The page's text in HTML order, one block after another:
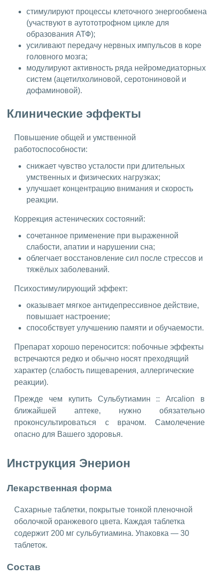
стимулируют процессы клеточного энергообмена
(участвуют в ауто­тотрофном цикле для
образования АТФ);
усиливают передачу нервных импульсов в коре
головного мозга;
модулируют активность рядa нейромедиаторных
систем (ацетил­холиновой, серотониновой и
дофаминовой).
Клинические эффекты
Повышение общей и умственной
работоспособности:
снижает чувство усталости при длительных
умственных и физических нагрузках;
улучшает концентрацию внимания и скорость
реакции.
Коррекция астенических состояний:
сочетанное применение при выраженной
слабости, апатии и нарушении сна;
облегчает восстановление сил после стрессов и
тяжёлых заболеваний.
Психостимулирующий эффект:
оказывает мягкое антидепрессивное действие,
повышает настроение;
способствует улучшению памяти и обучаемости.
Препарат хорошо переносится: побочные эффекты
встречаются редко и обычно носят преходящий
характер (слабость пищеварения, аллергические
реакции).
Прежде чем купить Сульбутиамин :: Arcalion в
ближайшей аптеке, нужно обязательно
проконсультироваться с врачом. Самолечение
опасно для Вашего здоровья.
Инструкция Энерион
Лекарственная форма
Сахарные таблетки, покрытые тонкой пленочной
оболочкой оранжевого цвета. Каждая таблетка
содержит 200 мг сульбутиамина. Упаковка — 30
таблеток.
Состав